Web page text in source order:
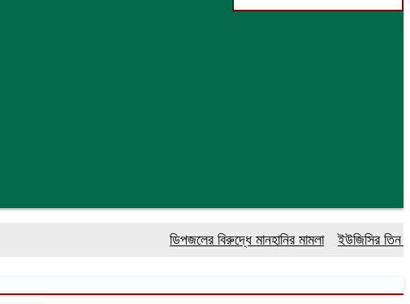
ডিপজলের বিরুদ্ধে মানহানির মামলা ইউজিসির তিন